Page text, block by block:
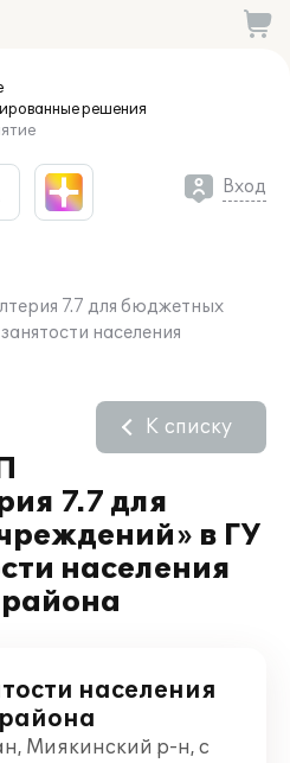
решения
Вход
7.7 для бюджетных
населения
7.7 для
в ГУ
населения
К списку
населения
Миякинский р-н, с